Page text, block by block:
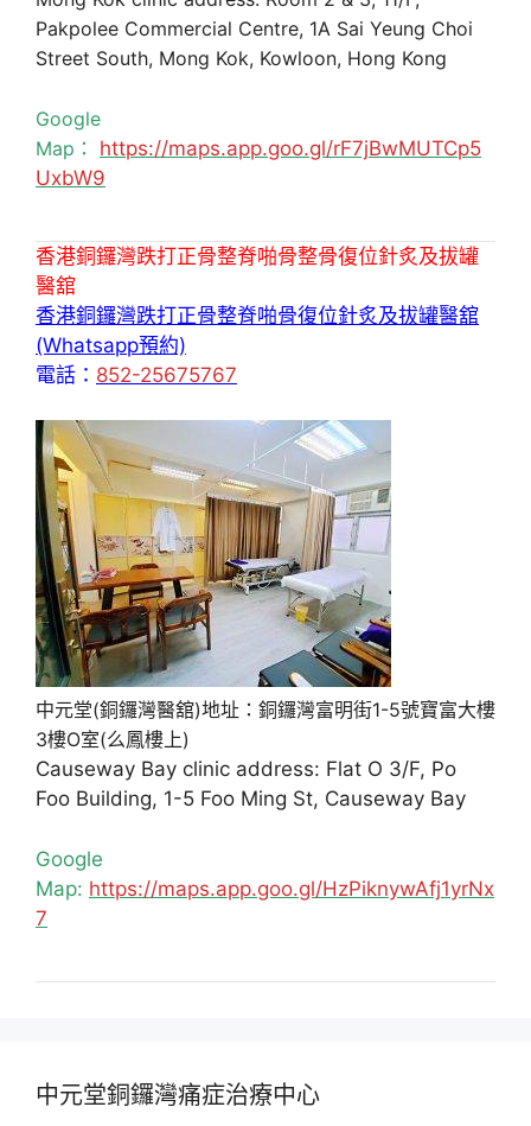
Pakpolee Commercial Centre, 1A Sai Yeung Choi
Street South, Mong Kok, Kowloon, Hong Kong
Google
Map： https://maps.app.goo.gl/rF7jBwMUTCp5
UxbW9
香港銅鑼灣跌打正骨整脊啪骨整骨復位針炙及拔罐
醫舘
香港銅鑼灣跌打正骨整脊啪骨復位針炙及拔罐醫舘
(Whatsapp預約)
電話： 852-25675767
中元堂(銅鑼灣醫舘)地址：銅鑼灣富明街1-5號寶富大樓
3樓O室(么鳳樓上)
Causeway Bay clinic address: Flat O 3/F, Po
Foo Building, 1-5 Foo Ming St, Causeway Bay
Google
Map: https://maps.app.goo.gl/HzPiknywAfj1yrNx
7
中元堂銅鑼灣痛症治療中心